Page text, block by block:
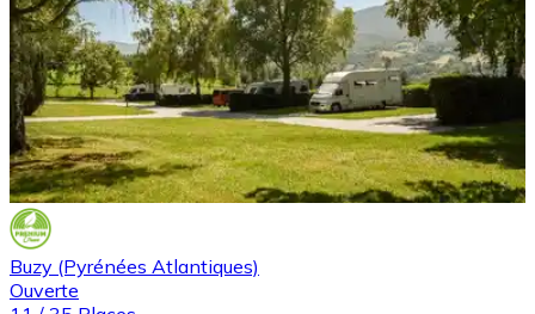
Buzy (Pyrénées Atlantiques)
Ouverte